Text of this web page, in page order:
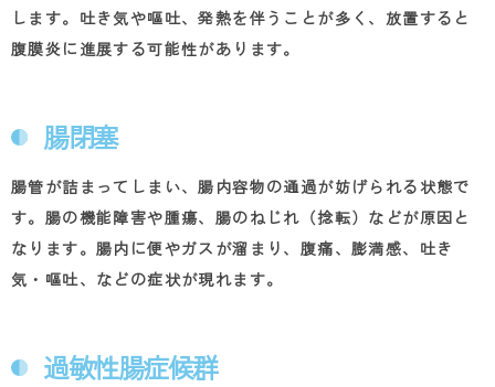
します。吐き気や嘔吐、発熱を伴うことが多く、放置すると
腹膜炎に進展する可能性があります。
腸閉塞
腸管が詰まってしまい、腸内容物の通過が妨げられる状態で
す。腸の機能障害や腫瘍、腸のねじれ（捻転）などが原因と
なります。腸内に便やガスが溜まり、腹痛、膨満感、吐き
気・嘔吐、などの症状が現れます。
過敏性腸症候群